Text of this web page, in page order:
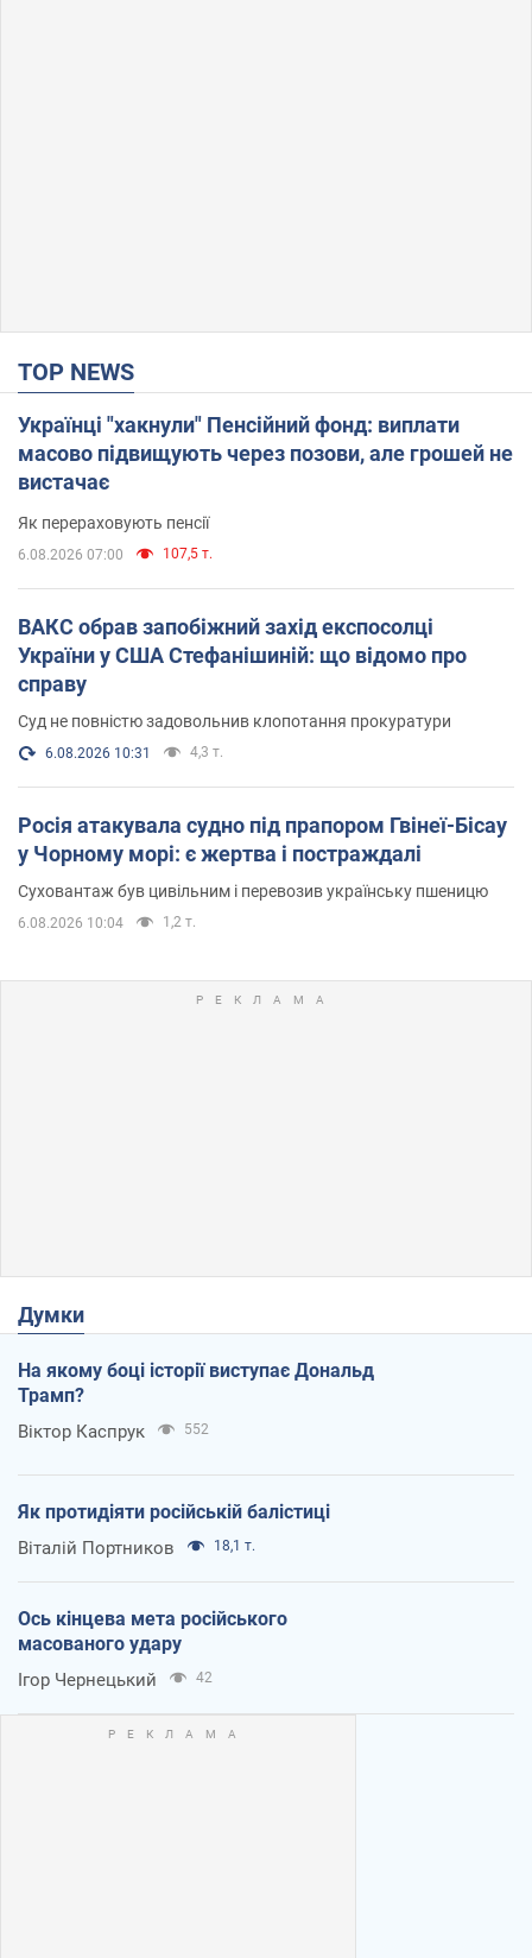
TOP NEWS
Українці "хакнули" Пенсійний фонд: виплати
масово підвищують через позови, але грошей не
вистачає
Як перераховують пенсії
6.08.2026 07:00 107,5 т.
ВАКС обрав запобіжний захід експосолці
України у США Стефанішиній: що відомо про
справу
Суд не повністю задовольнив клопотання прокуратури
6.08.2026 10:31 4,3 т.
Росія атакувала судно під прапором Гвінеї-Бісау
у Чорному морі: є жертва і постраждалі
Суховантаж був цивільним і перевозив українську пшеницю
6.08.2026 10:04 1,2 т.
Думки
На якому боці історії виступає Дональд
Трамп?
Віктор Каспрук 552
Як протидіяти російській балістиці
Віталій Портников 18,1 т.
Ось кінцева мета російського
масованого удару
Ігор Чернецький 42